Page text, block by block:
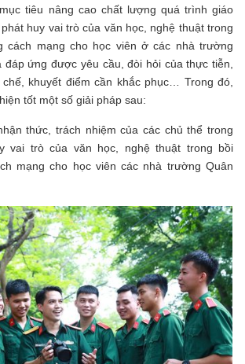
tiêu nâng cao chất lượng quá trình giáo
huy vai trò của văn học, nghệ thuật trong
cách mạng cho học viên ở các nhà trường
đáp ứng được yêu cầu, đòi hỏi của thực tiễn,
khuyết điểm cần khắc phục… Trong đó,
tốt một số giải pháp sau:
thức, trách nhiệm của các chủ thể trong
vai trò của văn học, nghệ thuật trong bồi
mạng cho học viên các nhà trường Quân